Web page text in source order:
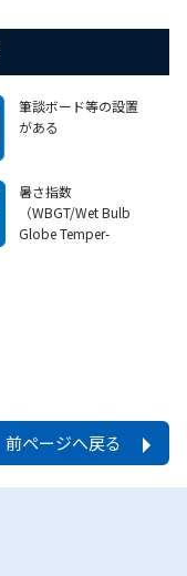
筆談ボード等の設置
がある
暑さ指数
（WBGT/Wet Bulb
Globe Temper-
前ページへ戻る